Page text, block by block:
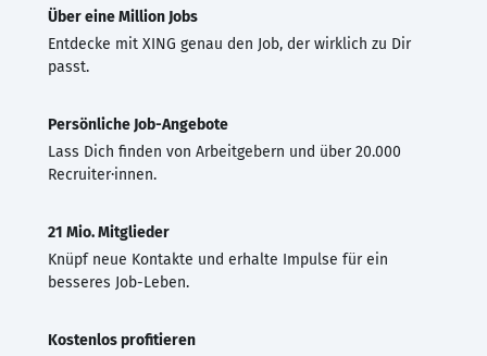
Über eine Million Jobs
Entdecke mit XING genau den Job, der wirklich zu Dir
passt.
Persönliche Job-Angebote
Lass Dich finden von Arbeitgebern und über 20.000
Recruiter·innen.
21 Mio. Mitglieder
Knüpf neue Kontakte und erhalte Impulse für ein
besseres Job-Leben.
Kostenlos profitieren